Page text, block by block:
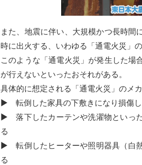
また、地震に伴い、大規模かつ長時間
時に出火する、いわゆる「通電火災」
このような「通電火災」が発生した場
が行えないといったおそれがある。
具体的に想定される「通電火災」のメ
▶ 転倒した家具の下敷きになり損傷
▶ 落下したカーテンや洗濯物といっ
る
▶ 転倒したヒーターや照明器具（白
る